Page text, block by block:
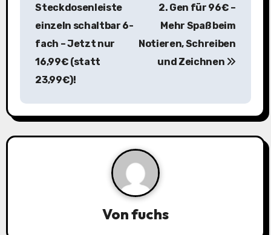
a
g
Steckdosenleiste
einzeln schaltbar 6-
fach – Jetzt nur
16,99€ (statt
23,99€)!
2. Gen für 96€ –
Mehr Spaß beim
Notieren, Schreiben
und Zeichnen
Vonfuchs